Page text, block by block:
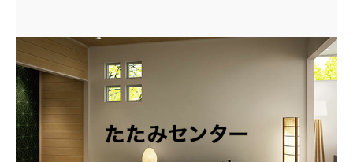
0120-011-842
9:30～18:00（定休日 日曜・祝日）